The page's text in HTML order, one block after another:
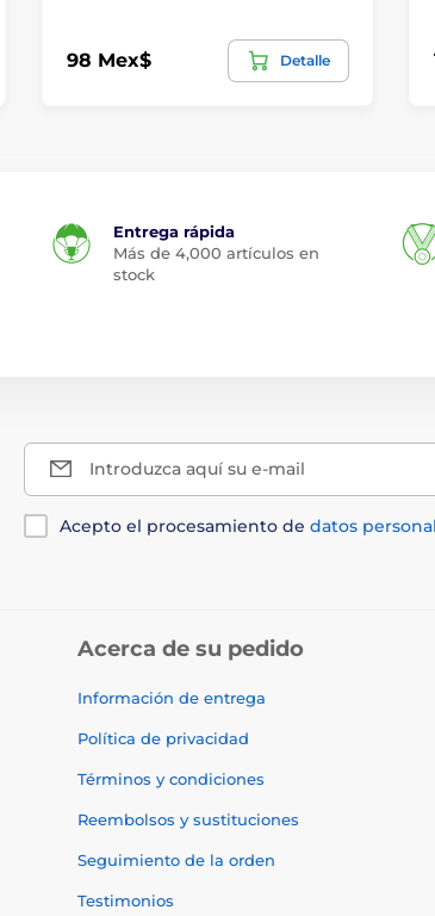
98 Mex$ Detalle
Entrega rápida
Más de 4,000 artículos en
stock
Introduzca aquí su e-mail
Acepto el procesamiento de datos
Acerca de su pedido
Información de entrega
Política de privacidad
Términos y condiciones
Reembolsos y sustituciones
Seguimiento de la orden
Testimonios